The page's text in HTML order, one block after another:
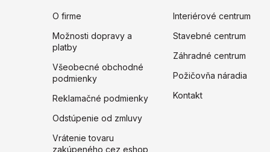
O firme
Možnosti dopravy a
platby
Všeobecné obchodné
podmienky
Reklamačné podmienky
Odstúpenie od zmluvy
Vrátenie tovaru
zakúpeného cez eshop
Interiérové centrum
Stavebné centrum
Záhradné centrum
Požičovňa náradia
Kontakt